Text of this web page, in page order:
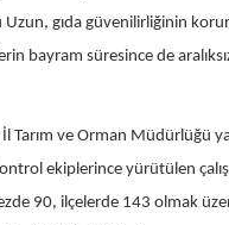
gıda güvenilirliğinin
bayram süresince de
Tarım ve Orman Müdürlüğü
ekiplerince yürütülen
90, ilçelerde 143 olmak